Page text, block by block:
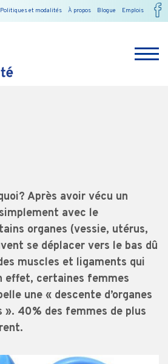
Politiques et modalités À propos Blogue Emplois
Après avoir vécu un
avec le
organes (vessie, utérus,
se déplacer vers le bas dû
muscles et ligaments qui
effet, certaines femmes
une « descente d’organes
». 40% des femmes de plus